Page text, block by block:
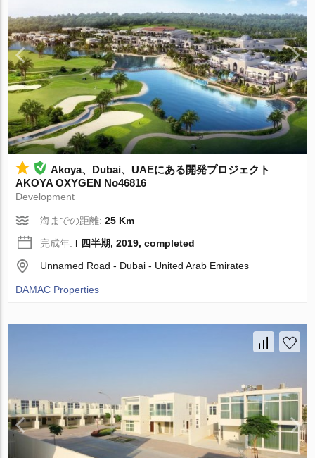
Akoya、Dubai、UAEにある開発プロジェクト
AKOYA OXYGEN No46816
Development
海までの距離:25 Km
完成年: I 四半期, 2019, completed
Unnamed Road - Dubai - United Arab Emirates
DAMAC Properties